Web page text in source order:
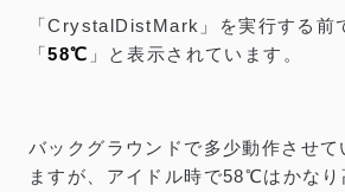
「CrystalDistMark」を実行する前
「58℃ 」と表示されています。
バックグラウンドで多少動作させて
ますが、アイドル時で58℃はかなり